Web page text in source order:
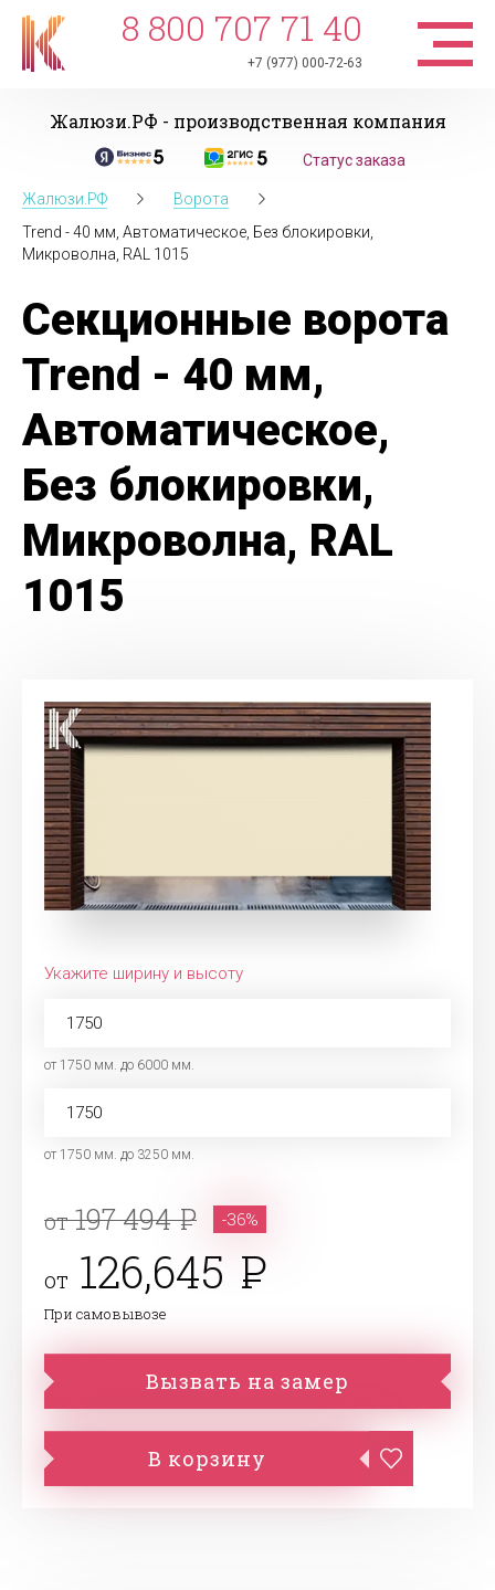
8 800 707 71 40
+7 (977) 000-72-63
Жалюзи.РФ - производственная компания
Статус заказа
Жалюзи.РФ
Ворота
Trend - 40 мм, Автоматическое, Без блокировки,
Микроволна, RAL 1015
Секционные ворота
Trend - 40 мм,
Автоматическое,
Без блокировки,
Микроволна, RAL
1015
Укажите ширину и высоту
от 1750 мм. до 6000 мм.
от 1750 мм. до 3250 мм.
от197 494 -36%
от 126,645
При самовывозе
Вызвать на замер
В корзину